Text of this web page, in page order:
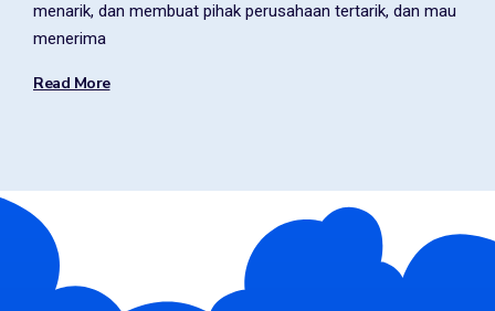
menarik, dan membuat pihak perusahaan tertarik, dan mau
menerima
Read More